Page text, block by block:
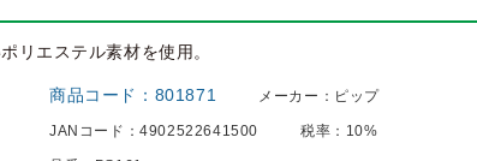
リエステル素材を使用。
商品コード： 801871 メーカー： ピップ
JANコード：4902522641500 税率： 10%